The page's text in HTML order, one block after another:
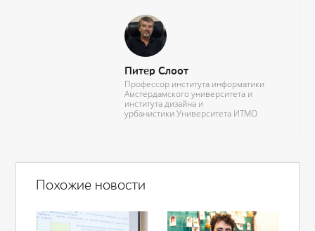
Питер Слоот
Профессор института информатики
Амстердамского университета и
института дизайна и
урбанистики Университета ИТМО
Похожие новости